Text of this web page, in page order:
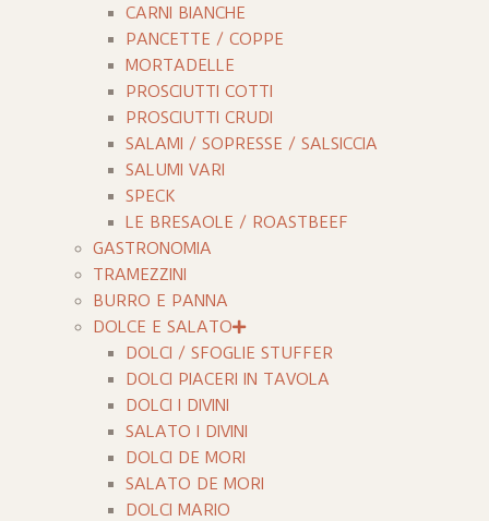
CARNI BIANCHE
PANCETTE / COPPE
MORTADELLE
PROSCIUTTI COTTI
PROSCIUTTI CRUDI
SALAMI / SOPRESSE / SALSICCIA
SALUMI VARI
SPECK
LE BRESAOLE / ROASTBEEF
GASTRONOMIA
TRAMEZZINI
BURRO E PANNA
DOLCE E SALATO
DOLCI / SFOGLIE STUFFER
DOLCI PIACERI IN TAVOLA
DOLCI I DIVINI
SALATO I DIVINI
DOLCI DE MORI
SALATO DE MORI
DOLCI MARIO